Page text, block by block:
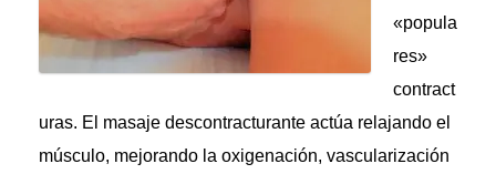
«popula
res»
contract
uras. El masaje descontracturante actúa relajando el
músculo, mejorando la oxigenación, vascularización